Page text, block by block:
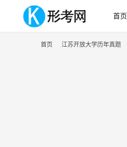
首页
首页 江苏开放大学历年真题